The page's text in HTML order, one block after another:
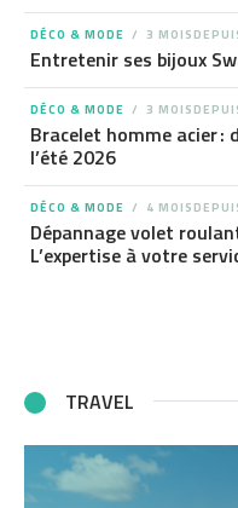
DÉCO & MODE 3
Entretenir ses bijoux
DÉCO & MODE 3
Bracelet homme acier :
l’été 2026
DÉCO & MODE 4
Dépannage volet
L’expertise à votre
TRAVEL